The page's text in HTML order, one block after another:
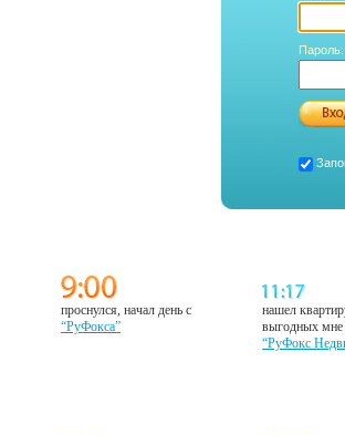
Пароль:
проснулся, начал день с
“РуФокса”
нашел
выгодных мне
“РуФокс